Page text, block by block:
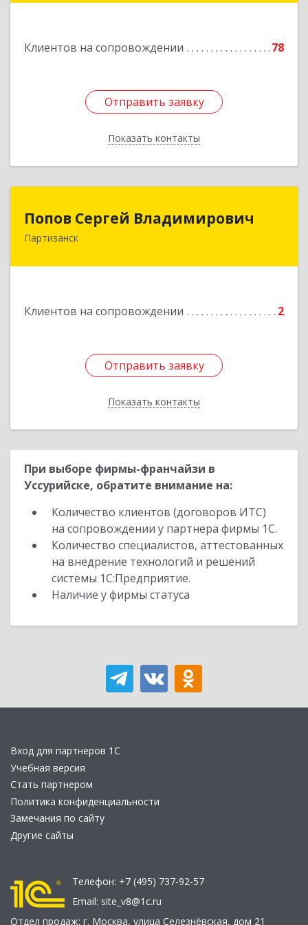
Клиентов на сопровождении 78
Отправить заявку
Показать контакты
Отправить заявку
Назад
Попов Сергей Владимирович
Партизанск
Клиентов на сопровождении 2
Отправить заявку
Показать контакты
Попов Сергей Владимирович
692922, Приморский край, г. Находка, ул.
Отправить заявку
Назад
При выборе фирмы-франчайзи в
Уссурийске, обратите внимание на:
Количество клиентов (договоров ИТС)
на сопровождении у партнера фирмы 1С.
Количество специалистов, аттестованных
на внедрение технологий и решений
системы 1С:Предприятие.
Наличие у фирмы статуса
Вход для партнеров 1С
Учебная версия
Стать партнером
Политика конфиденциальности
Замечания по сайту
Другие сайты
Телефон: +7 (495) 737-92-57
Email: site_v8@1c.ru
Отдел продаж: г. Москва, улица Селезнёвская, дом 21